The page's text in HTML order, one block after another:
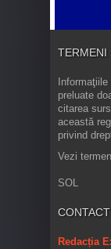
TERMENI
preluate
citarea
această
privind
Vezi
SOL
CONTACT
Redacția